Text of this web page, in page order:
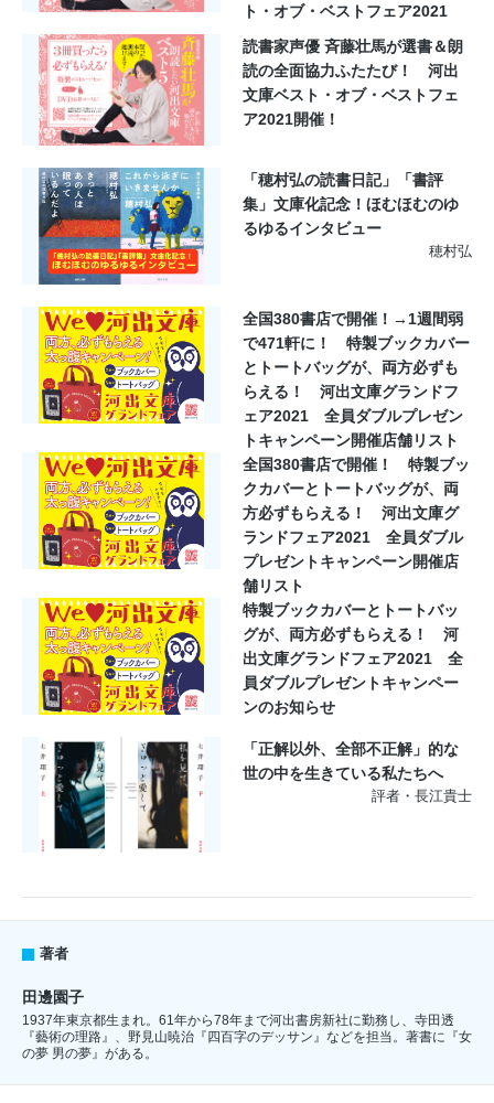
ト・オブ・ベストフェア2021
読書家声優 斉藤壮馬が選書＆朗
読の全面協力ふたたび！ 河出
文庫ベスト・オブ・ベストフェ
ア2021開催！
「穂村弘の読書日記」「書評
集」文庫化記念！ほむほむのゆ
るゆるインタビュー
穂村弘
全国380書店で開催！→1週間弱
で471軒に！ 特製ブックカバー
とトートバッグが、両方必ずも
らえる！ 河出文庫グランドフ
ェア2021 全員ダブルプレゼン
トキャンペーン開催店舗リスト
全国380書店で開催！ 特製ブッ
クカバーとトートバッグが、両
方必ずもらえる！ 河出文庫グ
ランドフェア2021 全員ダブル
プレゼントキャンペーン開催店
舗リスト
特製ブックカバーとトートバッ
グが、両方必ずもらえる！ 河
出文庫グランドフェア2021 全
員ダブルプレゼントキャンペー
ンのお知らせ
「正解以外、全部不正解」的な
世の中を生きている私たちへ
評者・長江貴士
著者
田邊園子
1937年東京都生まれ。61年から78年まで河出書房新社に勤務し、寺田透
『藝術の理路』、野見山暁治『四百字のデッサン』などを担当。著書に『女
の夢 男の夢』がある。